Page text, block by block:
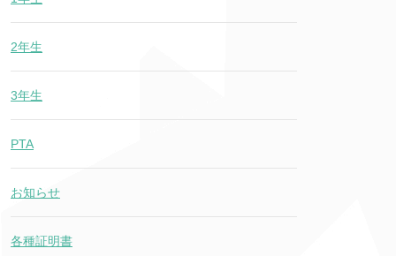
2年生
3年生
PTA
お知らせ
各種証明書